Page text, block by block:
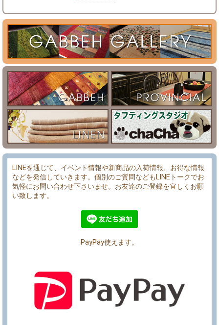
LINEを通じて、イベント情報や新商品の入荷情報、お得な情報
などを発信していきます。個別のご質問などもLINEトークでお
気軽にお問い合わせ下さいませ。お友達のご登録を宜しくお願
い致します。
PayPay使えます。